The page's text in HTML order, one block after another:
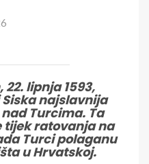
lipnja 1593,
najslavnija
Turcima. Ta
tijek ratovanja na
Turci polaganu
u Hrvatskoj.